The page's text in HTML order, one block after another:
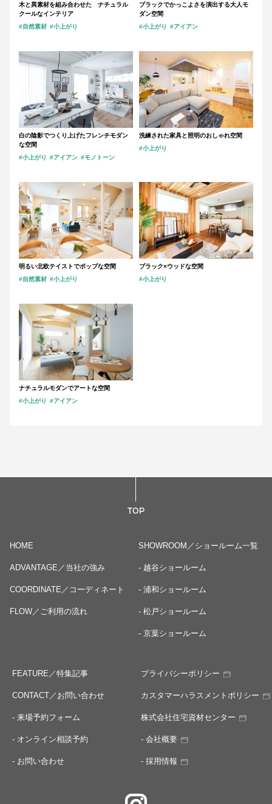
木と異素材を組み合わせた ナチュラル
クールなインテリア
#自然素材 #小上がり
ブラックでかっこよさを演出する大人モ
ダン空間
#小上がり
#アイアン
白の陰影でつくり上げたフレンチモダン
な空間
#小上がり
#アイアン #モノトーン
洗練された家具と照明のおしゃれ空間
#小上がり
明るい北欧テイストでポップな空間
#自然素材 #小上がり
ブラック×ウッドな空間
#小上がり
ナチュラルモダンでアートな空間
#小上がり
#アイアン
TOP
HOME
ADVANTAGE／当社の強み
COORDINATE／コーディネート
FLOW／ご利用の流れ
SHOWROOM／ショールーム一覧
- 越谷ショールーム
- 浦和ショールーム
- 松戸ショールーム
- 京葉ショールーム
FEATURE／特集記事
CONTACT／お問い合わせ
- 来場予約フォーム
- オンライン相談予約
- お問い合わせ
プライバシーポリシー
カスタマーハラスメントポリシー
株式会社住宅資材センター
- 会社概要
- 採用情報